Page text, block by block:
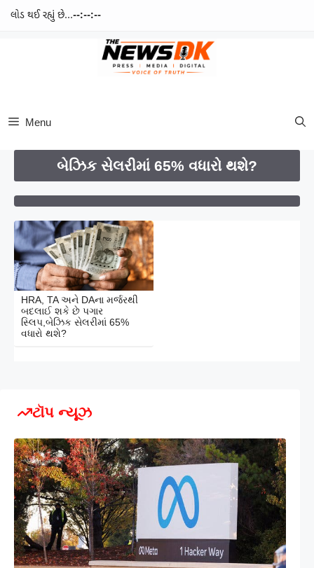
લોડ થઈ રહ્યું છે...--:--:--
Menu
બેઝિક સેલરીમાં 65% વધારો થશે?
HRA, TA અને DAના મર્જરથી
બદલાઈ શકે છે પગાર
સ્લિપ,બેઝિક સેલરીમાં 65%
વધારો થશે?
ટૉપ ન્યૂઝ